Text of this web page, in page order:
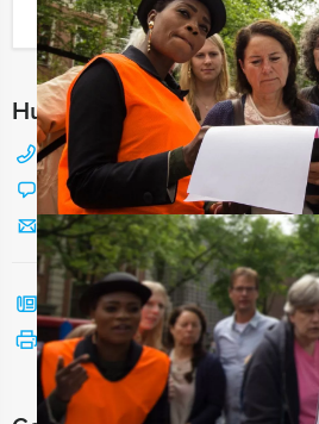
Ik heb een vraag
Hulp nodig bij het kiezen?
088 428 81 17
Chat met Jeroen
Stuur ons een mailtje
Bel mij terug
Bekijk printbare versie